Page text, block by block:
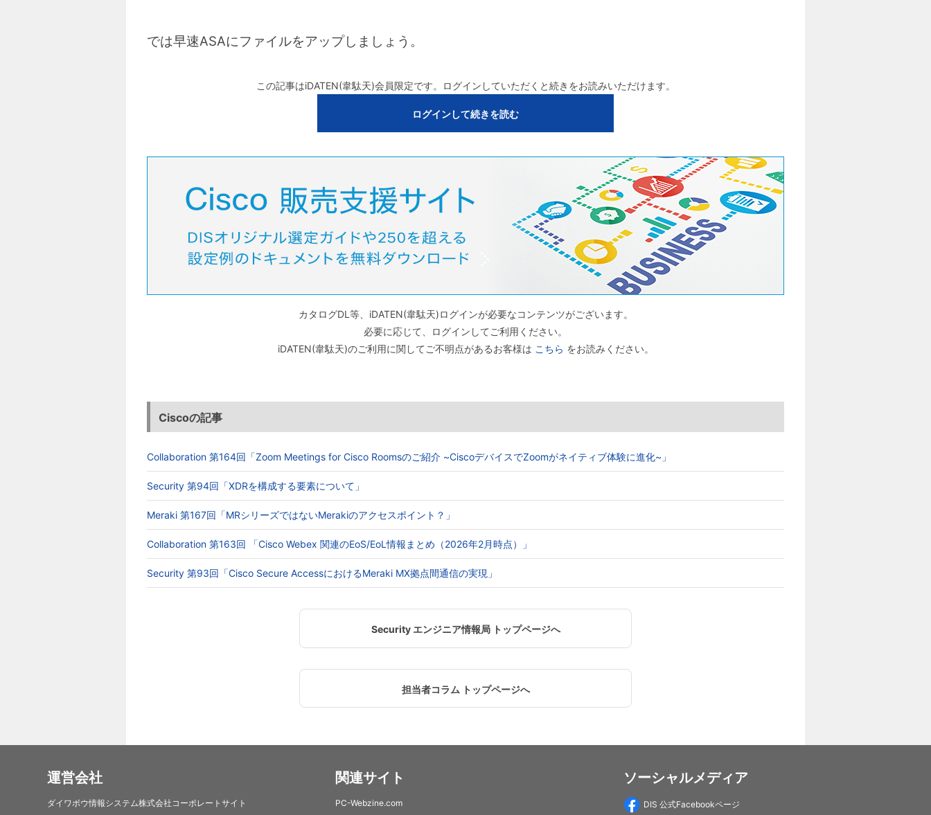
では早速ASAにファイルをアップしましょう。
この記事はiDATEN(韋駄天)会員限定です。ログインしていただくと続きをお読みいただけます。
ログインして続きを読む
カタログDL等、iDATEN(韋駄天)ログインが必要なコンテンツがございます。
必要に応じて、ログインしてご利用ください。
iDATEN(韋駄天)のご利用に関してご不明点があるお客様は こちら をお読みください。
Ciscoの記事
Collaboration 第164回「Zoom Meetings for Cisco Roomsのご紹介 ~CiscoデバイスでZoomがネイティブ体験に進化~」
Security 第94回「XDRを構成する要素について」
Meraki 第167回「MRシリーズではないMerakiのアクセスポイント？」
Collaboration 第163回 「Cisco Webex 関連のEoS/EoL情報まとめ（2026年2月時点）」
Security 第93回「Cisco Secure AccessにおけるMeraki MX拠点間通信の実現」
Security エンジニア情報局 トップページへ
担当者コラム トップページへ
運営会社
ダイワボウ情報システム株式会社コーポレートサイト
関連サイト
PC-Webzine.com
ソーシャルメディア
DIS 公式Facebookページ